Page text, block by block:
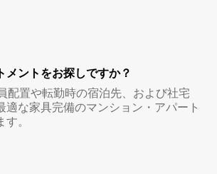
メントをお探しですか？
配置や転勤時の宿泊先、および社宅
適な家具完備のマンション・アパート
。